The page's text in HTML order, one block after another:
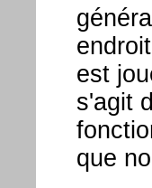
est
s'agit
que